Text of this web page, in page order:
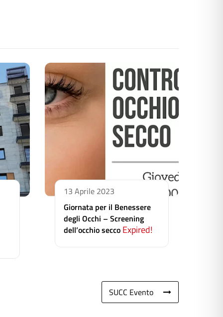
13 Aprile 2023
Giornata per il Benessere
degli Occhi – Screening
dell’occhio secco Expired!
SUCC Evento